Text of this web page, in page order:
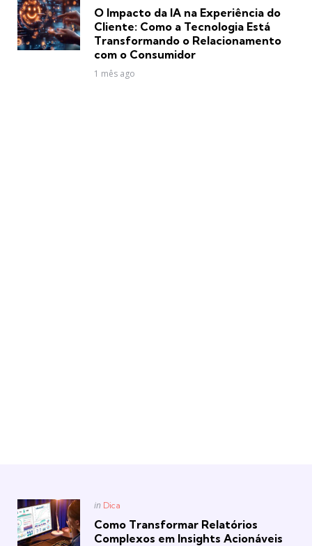
O Impacto da IA na Experiência do
Cliente: Como a Tecnologia Está
Transformando o Relacionamento
com o Consumidor
1 mês ago
Posted
in Dica
Como Transformar Relatórios
Complexos em Insights Acionáveis